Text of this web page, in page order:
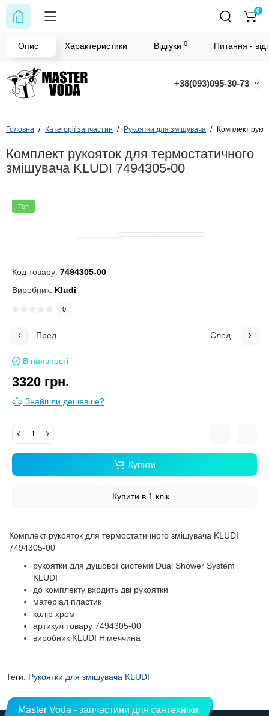
+38(093)095-30-73
0
Головна Категорії запчастин Рукоятки для змішувача Комплект
Комплект рукояток для термостатичного
змішувача KLUDI 7494305-00
Топ
Код товару: 7494305-00
Виробник: Kludi
0
Пред. След.
В наявності
3320 грн.
Знайшли дешевше?
Купити
Купити в 1 клік
Опис Характеристики Відгуки 0 Питання -
Комплект рукояток для термостатичного змішувача KLUDI
7494305-00
рукоятки для душової системи Dual Shower System
KLUDI
до комплекту входить дві рукоятки
матеріал пластик
колір хром
артикул товару 7494305-00
виробник KLUDI Німеччина
Теги: Рукоятки для змішувача KLUDI
Master Voda - запчастини для сантехніки